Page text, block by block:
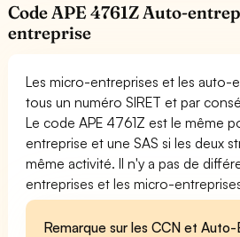
Code APE 4761Z Auto-
entreprise
Les micro-entreprises et les auto-
tous un numéro SIRET et par
Le code APE 4761Z est le même
entreprise et une SAS si les deux
même activité. Il n'y a pas de
entreprises et les micro-
Remarque sur les CCN et